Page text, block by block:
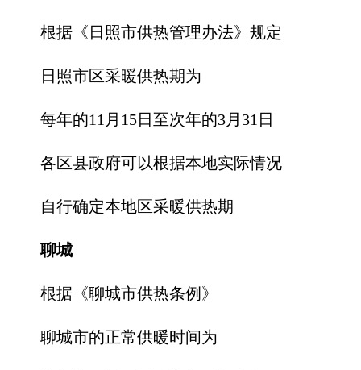
根据《日照市供热管理办法》规定
日照市区采暖供热期为
每年的11月15日至次年的3月31日
各区县政府可以根据本地实际情况
自行确定本地区采暖供热期
聊城
根据《聊城市供热条例》
聊城市的正常供暖时间为